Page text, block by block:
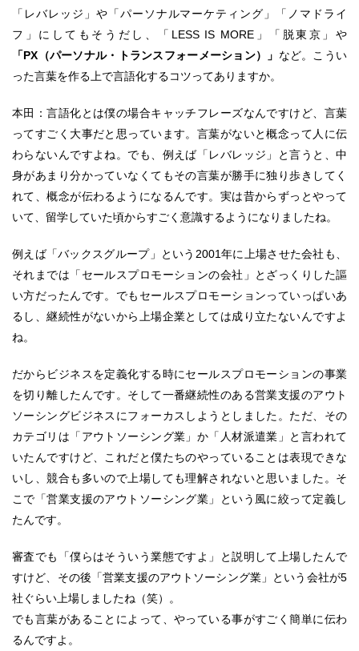
「レバレッジ」や「パーソナルマーケティング」「ノマドライ
フ」にしてもそうだし、「LESS IS MORE」「脱東京」や
「PX（パーソナル・トランスフォーメーション）」 など。こうい
った言葉を作る上で言語化するコツってありますか。
本田：言語化とは僕の場合キャッチフレーズなんですけど、言葉
ってすごく大事だと思っています。言葉がないと概念って人に伝
わらないんですよね。でも、例えば「レバレッジ」と言うと、中
身があまり分かっていなくてもその言葉が勝手に独り歩きしてく
れて、概念が伝わるようになるんです。実は昔からずっとやって
いて、留学していた頃からすごく意識するようになりましたね。
例えば「バックスグループ」という2001年に上場させた会社も、
それまでは「セールスプロモーションの会社」とざっくりした謳
い方だったんです。でもセールスプロモーションっていっぱいあ
るし、継続性がないから上場企業としては成り立たないんですよ
ね。
だからビジネスを定義化する時にセールスプロモーションの事業
を切り離したんです。そして一番継続性のある営業支援のアウト
ソーシングビジネスにフォーカスしようとしました。ただ、その
カテゴリは「アウトソーシング業」か「人材派遣業」と言われて
いたんですけど、これだと僕たちのやっていることは表現できな
いし、競合も多いので上場しても理解されないと思いました。そ
こで「営業支援のアウトソーシング業」という風に絞って定義し
たんです。
審査でも「僕らはそういう業態ですよ」と説明して上場したんで
すけど、その後「営業支援のアウトソーシング業」という会社が5
社ぐらい上場しましたね（笑）。
でも言葉があることによって、やっている事がすごく簡単に伝わ
るんですよ。